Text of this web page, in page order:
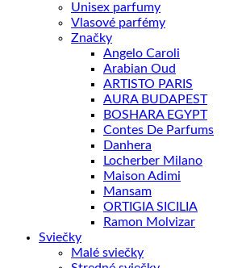
Unisex parfumy
Vlasové parfémy
Značky
Angelo Caroli
Arabian Oud
ARTISTO PARIS
AURA BUDAPEST
BOSHARA EGYPT
Contes De Parfums
Danhera
Locherber Milano
Maison Adimi
Mansam
ORTIGIA SICILIA
Ramon Molvizar
Sviečky
Malé sviečky